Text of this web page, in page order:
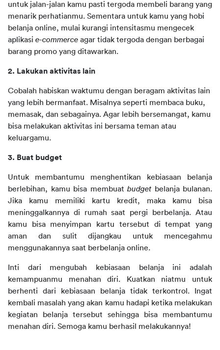
untuk jalan-jalan kamu pasti tergoda membeli barang yang
menarik perhatianmu. Sementara untuk kamu yang hobi
belanja online, mulai kurangi intensitasmu mengecek
aplikasi e-commerce agar tidak tergoda dengan berbagai
barang promo yang ditawarkan.
2. Lakukan aktivitas lain
Cobalah habiskan waktumu dengan beragam aktivitas lain
yang lebih bermanfaat. Misalnya seperti membaca buku,
memasak, dan sebagainya. Agar lebih bersemangat, kamu
bisa melakukan aktivitas ini bersama teman atau
keluargamu.
3. Buat budget
Untuk membantumu menghentikan kebiasaan belanja
berlebihan, kamu bisa membuat budget belanja bulanan.
Jika kamu memiliki kartu kredit, maka kamu bisa
meninggalkannya di rumah saat pergi berbelanja. Atau
kamu bisa menyimpan kartu tersebut di tempat yang
aman dan sulit dijangkau untuk mencegahmu
menggunakannya saat berbelanja online.
Inti dari mengubah kebiasaan belanja ini adalah
kemampuanmu menahan diri. Kuatkan niatmu untuk
berhenti dari kebiasaan belanja tidak terkontrol. Ingat
kembali masalah yang akan kamu hadapi ketika melakukan
kegiatan belanja tersebut sehingga bisa membantumu
menahan diri. Semoga kamu berhasil melakukannya!